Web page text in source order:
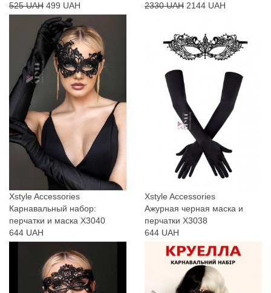
525 UAH 499 UAH
2330 UAH 2144 UAH
Xstyle Accessories
Карнавальный набор:
перчатки и маска X3040
644 UAH
Xstyle Accessories
Ажурная черная маска и
перчатки X3038
644 UAH